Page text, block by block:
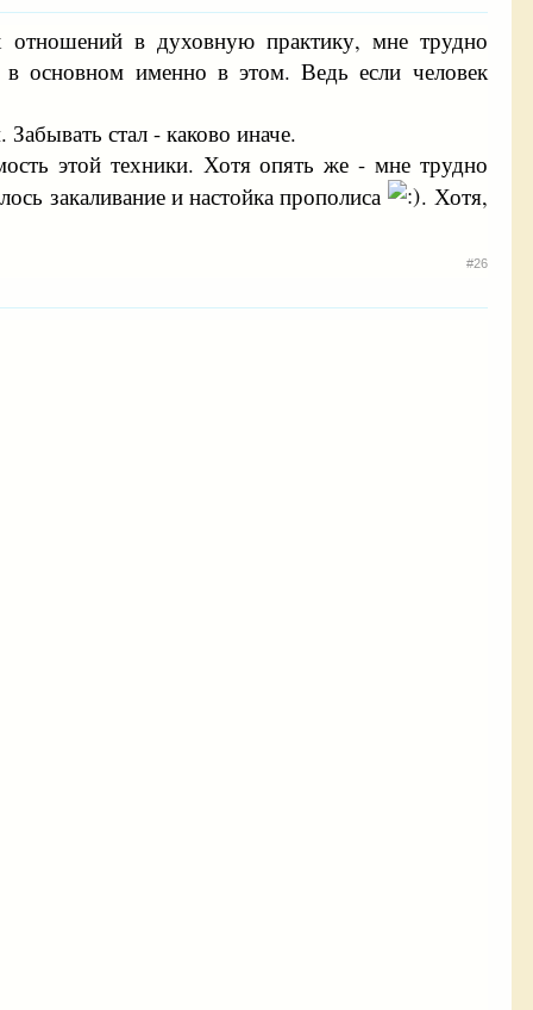
отношений в духовную практику, мне трудно
основном именно в этом. Ведь если человек
стал - каково иначе.
этой техники. Хотя опять же - мне трудно
закаливание и настойка прополиса
. Хотя,
#26